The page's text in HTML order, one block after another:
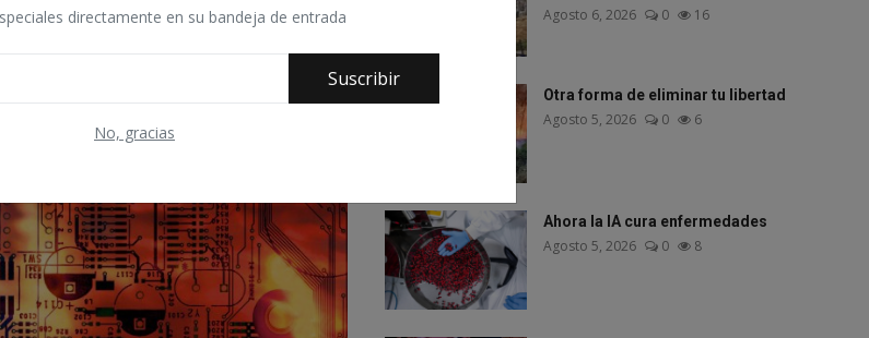
directamente en su bandeja de entrada
Suscribir
No, gracias
es posible quitar Meta AI de WhatsApp, cómo
Agosto 6, 2026 0 16
Otra forma de eliminar tu libertad
Agosto 5, 2026 0 6
Ahora la IA cura enfermedades
Agosto 5, 2026 0 8